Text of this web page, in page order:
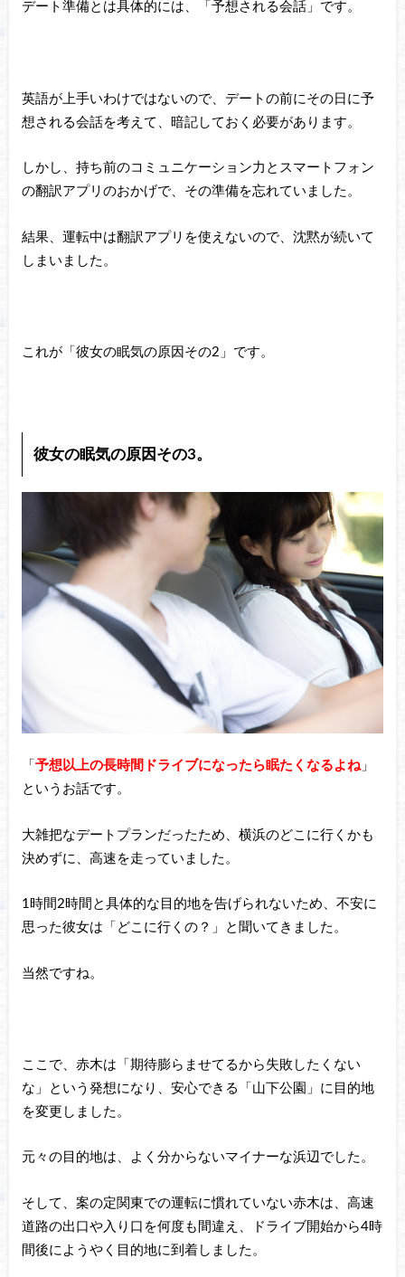
デート準備とは具体的には、「予想される会話」です。
英語が上手いわけではないので、デートの前にその日に予
想される会話を考えて、暗記しておく必要があります。
しかし、持ち前のコミュニケーション力とスマートフォン
の翻訳アプリのおかげで、その準備を忘れていました。
結果、運転中は翻訳アプリを使えないので、沈黙が続いて
しまいました。
これが「彼女の眠気の原因その2」です。
彼女の眠気の原因その3。
「 予想以上の長時間ドライブになったら眠たくなるよね」
というお話です。
大雑把なデートプランだったため、横浜のどこに行くかも
決めずに、高速を走っていました。
1時間2時間と具体的な目的地を告げられないため、不安に
思った彼女は「どこに行くの？」と聞いてきました。
当然ですね。
ここで、赤木は「期待膨らませてるから失敗したくない
な」という発想になり、安心できる「山下公園」に目的地
を変更しました。
元々の目的地は、よく分からないマイナーな浜辺でした。
そして、案の定関東での運転に慣れていない赤木は、高速
道路の出口や入り口を何度も間違え、ドライブ開始から4時
間後にようやく目的地に到着しました。